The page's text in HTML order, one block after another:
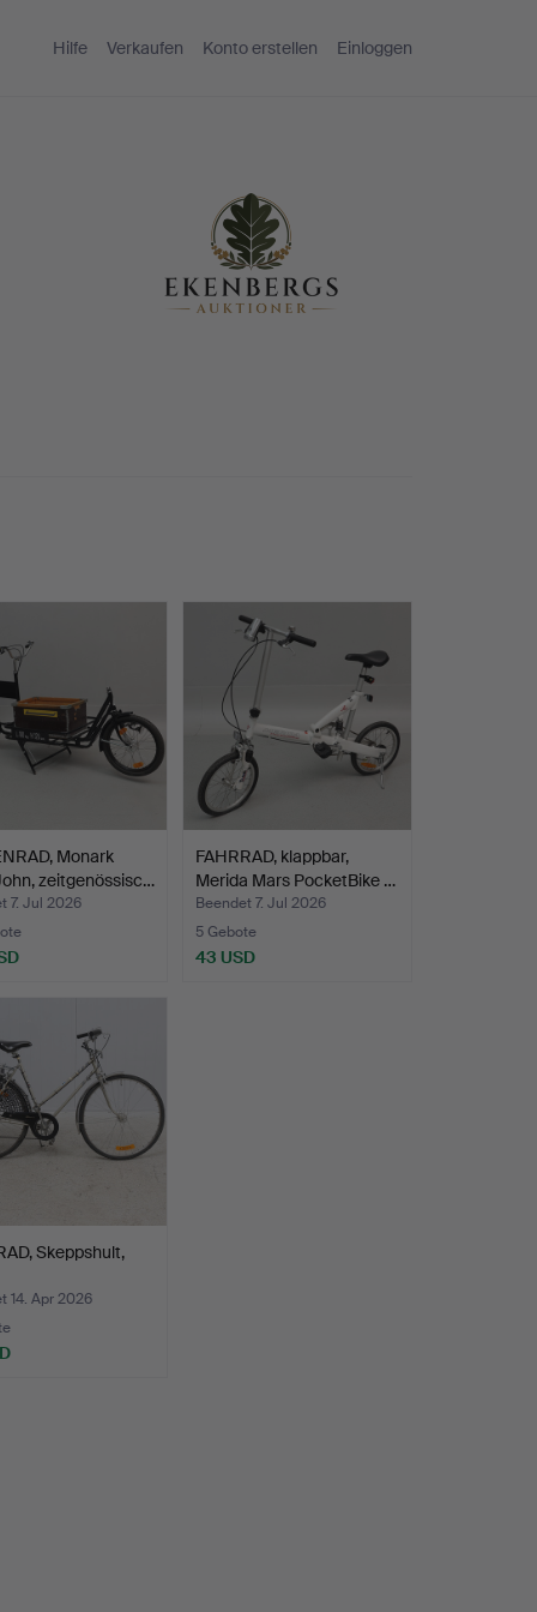
Hilfe Verkaufen Konto erstellen Einloggen
Monark
zeitgenössisc…
7. Jul 2026
FAHRRAD, klappbar,
Merida Mars PocketBike …
Beendet 7. Jul 2026
5 Gebote
43 USD
Skeppshult,
14. Apr 2026